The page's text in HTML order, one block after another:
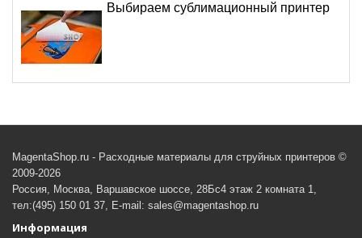
Выбираем сублимационный принтер
MagentaShop.ru - Расходные материалы для струйных принтеров ©
2009-2026
Россия, Москва, Варшавское шоссе, 28Бс4 этаж 2 комната 1,
тел:(495) 150 01 37, E-mail: sales@magentashop.ru
Информация